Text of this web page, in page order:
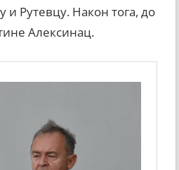
и Рутевцу. Након тога, до
Алексинац.